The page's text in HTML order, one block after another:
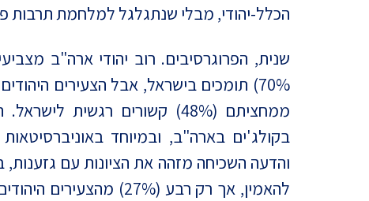
הכלל-יהודי, מבלי שנתגלגל למלחמת תרבות
שנית, הפרוגרסיבים. רוב יהודי ארה"ב
ממחציתם (48%) קשורים רגשית
בקולג'ים בארה"ב, ובמיוחד
והדעה השכיחה מזהה את הציונות עם
להאמין, אך רק רבע